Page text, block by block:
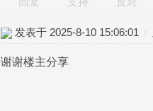
发表于 2025-8-10 15:06:01
谢谢楼主分享